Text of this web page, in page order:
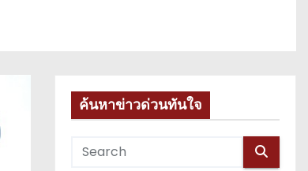
ค้นหาข่าวด่วนทันใจ